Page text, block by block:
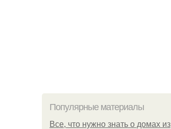
Популярные материалы
Все, что нужно знать о домах из